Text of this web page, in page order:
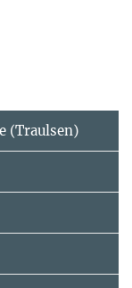
(Traulsen)